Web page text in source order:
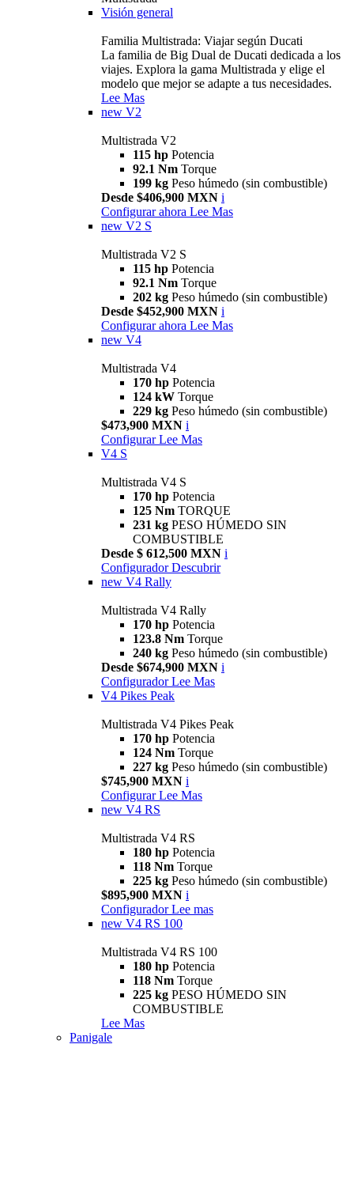
Visión general
Familia Multistrada: Viajar según Ducati
La familia de Big Dual de Ducati dedicada a los
viajes. Explora la gama Multistrada y elige el
modelo que mejor se adapte a tus necesidades.
Lee Mas
new V2
Multistrada V2
115 hp Potencia
92.1 Nm Torque
199 kg Peso húmedo (sin combustible)
Desde $406,900 MXN i
Configurar ahora Lee Mas
new V2 S
Multistrada V2 S
115 hp Potencia
92.1 Nm Torque
202 kg Peso húmedo (sin combustible)
Desde $452,900 MXN i
Configurar ahora Lee Mas
new V4
Multistrada V4
170 hp Potencia
124 kW Torque
229 kg Peso húmedo (sin combustible)
$473,900 MXN i
Configurar Lee Mas
V4 S
Multistrada V4 S
170 hp Potencia
125 Nm TORQUE
231 kg PESO HÚMEDO SIN
COMBUSTIBLE
Desde $ 612,500 MXN i
Configurador Descubrir
new V4 Rally
Multistrada V4 Rally
170 hp Potencia
123.8 Nm Torque
240 kg Peso húmedo (sin combustible)
Desde $674,900 MXN i
Configurador Lee Mas
V4 Pikes Peak
Multistrada V4 Pikes Peak
170 hp Potencia
124 Nm Torque
227 kg Peso húmedo (sin combustible)
$745,900 MXN i
Configurar Lee Mas
new V4 RS
Multistrada V4 RS
180 hp Potencia
118 Nm Torque
225 kg Peso húmedo (sin combustible)
$895,900 MXN i
Configurador Lee mas
new V4 RS 100
Multistrada V4 RS 100
180 hp Potencia
118 Nm Torque
225 kg PESO HÚMEDO SIN
COMBUSTIBLE
Lee Mas
Panigale